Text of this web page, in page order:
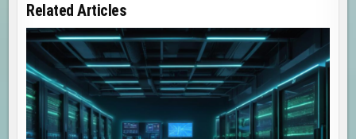
Related Articles